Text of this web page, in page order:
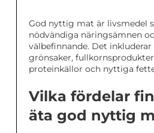
God nyttig mat är livsmedel
nödvändiga näringsämnen
välbefinnande. Det
grönsaker,
proteinkällor och nyttiga
Vilka fördelar
äta god nyttig